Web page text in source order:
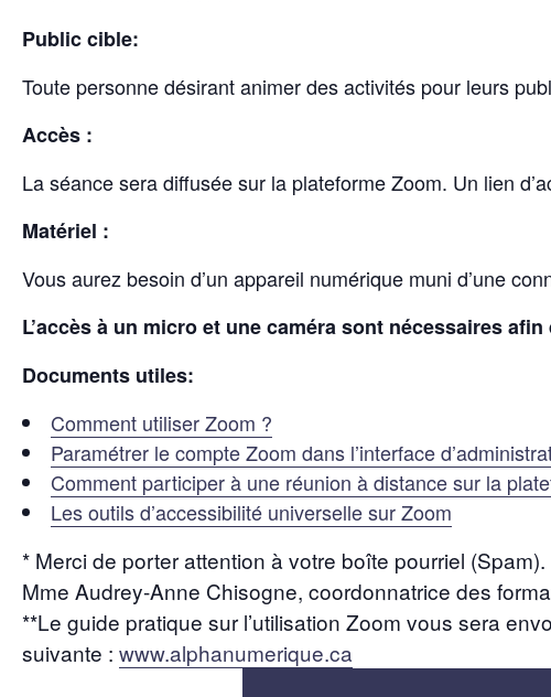
Public cible:
Toute personne désirant animer des activités pour leurs
Accès :
La séance sera diffusée sur la plateforme Zoom. Un lien
Matériel :
Vous aurez besoin d’un appareil numérique muni d’une
L’accès à un micro et une caméra sont nécessaires
Documents utiles:
Comment utiliser Zoom ?
Paramétrer le compte Zoom dans l’interface
Comment participer à une réunion à distance sur la
Les outils d’accessibilité universelle sur Zoom
* Merci de porter attention à votre boîte pourriel
Mme Audrey-Anne Chisogne, coordonnatrice des
**Le guide pratique sur l’utilisation Zoom vous sera
suivante : www.alphanumerique.ca